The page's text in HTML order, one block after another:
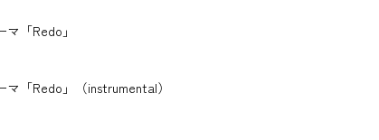
「Redo」
「Redo」（instrumental）